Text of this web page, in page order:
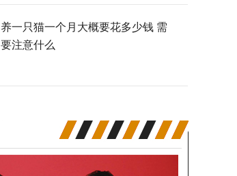
养一只猫一个月大概要花多少钱 需
要注意什么